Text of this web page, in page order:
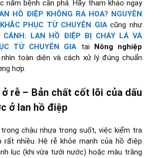
nấm bệnh cắn phá. Hãy tham khảo ngay
HỒ ĐIỆP KHÔNG RA HOA? NGUYÊN
PHỤC TỪ CHUYÊN GIAcũng như
CÁNH: LAN HỒ ĐIỆP BỊ CHÁY LÁ VÀ
TỪ CHUYÊN GIA tại Nông nghiệp
toàn diện và cách xử lý đúng chuẩn
hợp.
ở rễ – Bản chất cốt lõi của dấu
ở lan hồ điệp
chậu nhựa trong suốt, việc kiểm tra
rất nhiều. Hệ rễ khỏe mạnh của hồ điệp
lục (khi vừa tưới nước) hoặc màu trắng